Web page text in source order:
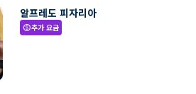
알프레도 피자리아
paid추가 요금